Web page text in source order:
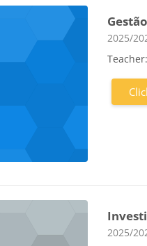
Course
2025/
Course
2025/